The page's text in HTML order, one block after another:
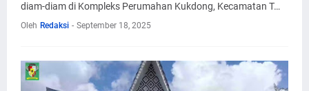
diam-diam di Kompleks Perumahan Kukdong, Kecamatan T…
Oleh Redaksi - September 18, 2025